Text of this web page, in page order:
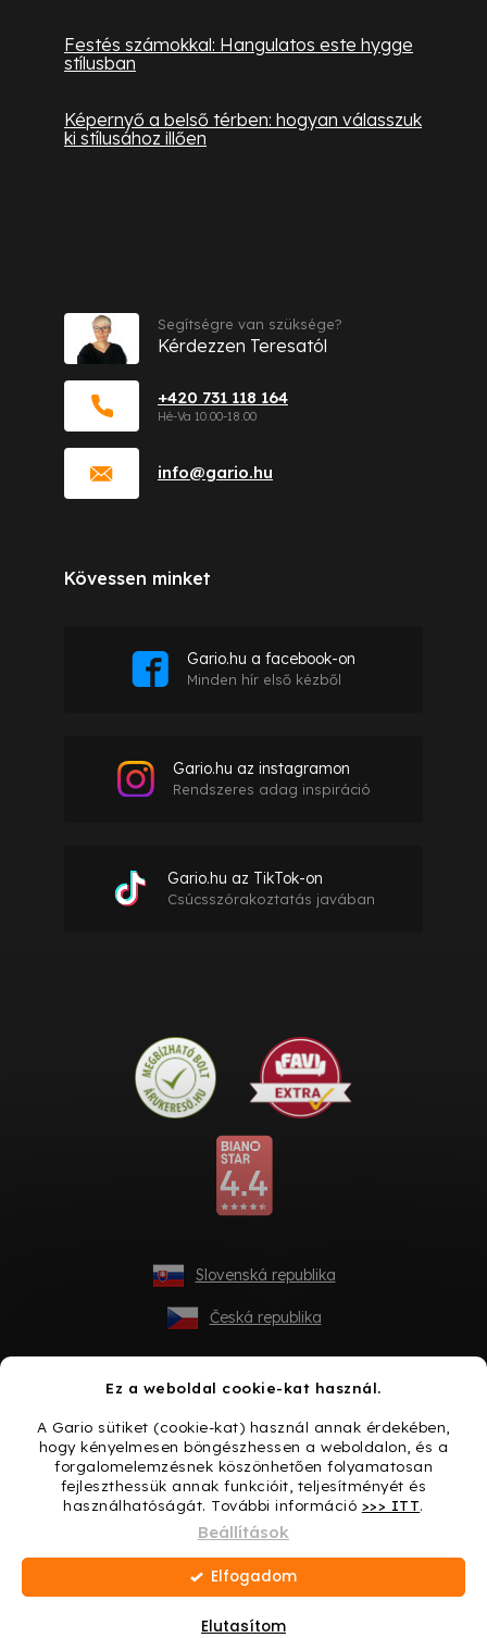
Ez a weboldal cookie-kat használ.
A Gario sütiket (cookie-kat) használ annak érdekében,
hogy kényelmesen böngészhessen a weboldalon, és a
forgalomelemzésnek köszönhetően folyamatosan
fejleszthessük annak funkcióit, teljesítményét és
használhatóságát. További információ >>> ITT.
Beállítások
Elutasítom
Elfogadom
Ajándék minden vásárláshoz → Lepje meg magát még
Festés számokkal: Hangulatos este hygge
stílusban
Képernyő a belső térben: hogyan válasszuk
ki stílusához illően
info@gario.hu
+420 731 118 164
Segítségre van szüksége?
Kérdezzen Teresatól
Kövessen minket
Gario.hu a facebook-on
Minden hír első kézből
Gario.hu az instagramon
Rendszeres adag inspiráció
Gario.hu az TikTok-on
Csúcsszórakoztatás javában
Slovenská republika
Česká republika
Shoptet készítette
Copyright 2026Gario.hu. Minden jog fenntartva.Süti
beállítások szerkesztése